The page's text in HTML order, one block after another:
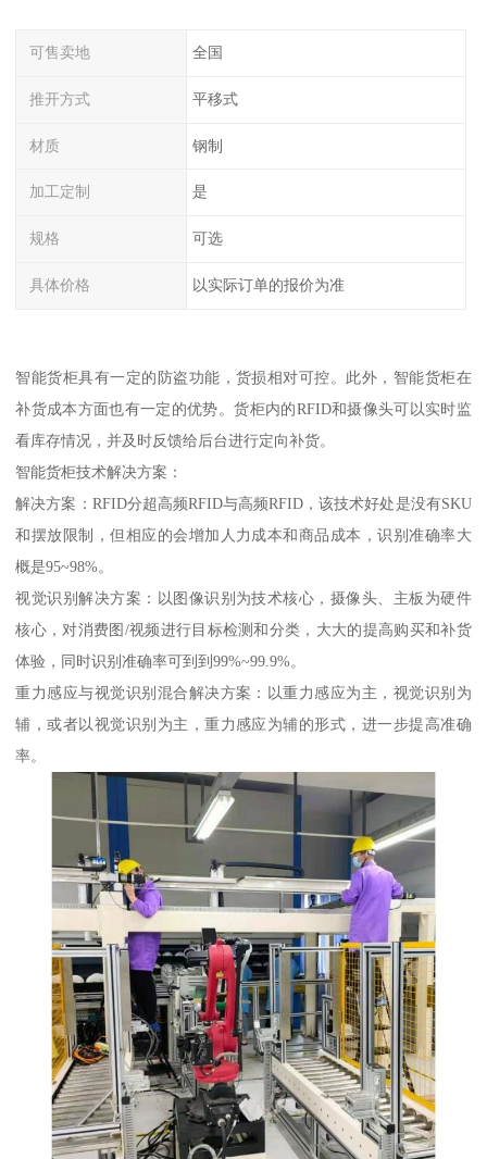
可售卖地 全国
推开方式 平移式
材质 钢制
加工定制 是
规格 可选
具体价格 以实际订单的报价为准
智能货柜具有一定的防盗功能，货损相对可控。此外，智能货柜在
补货成本方面也有一定的优势。货柜内的RFID和摄像头可以实时监
看库存情况，并及时反馈给后台进行定向补货。
智能货柜技术解决方案：
解决方案：RFID分超高频RFID与高频RFID，该技术好处是没有SKU
和摆放限制，但相应的会增加人力成本和商品成本，识别准确率大
概是95~98%。
视觉识别解决方案：以图像识别为技术核心，摄像头、主板为硬件
核心，对消费图/视频进行目标检测和分类，大大的提高购买和补货
体验，同时识别准确率可到到99%~99.9%。
重力感应与视觉识别混合解决方案：以重力感应为主，视觉识别为
辅，或者以视觉识别为主，重力感应为辅的形式，进一步提高准确
率。